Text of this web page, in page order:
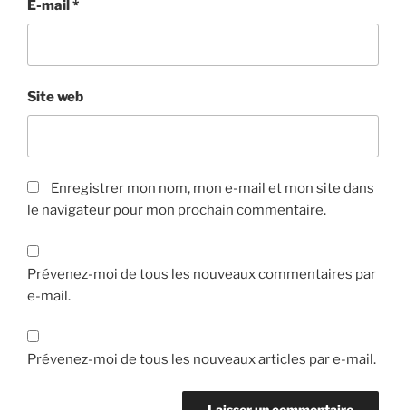
E-mail *
Site web
Enregistrer mon nom, mon e-mail et mon site dans
le navigateur pour mon prochain commentaire.
Prévenez-moi de tous les nouveaux commentaires par
e-mail.
Prévenez-moi de tous les nouveaux articles par e-mail.